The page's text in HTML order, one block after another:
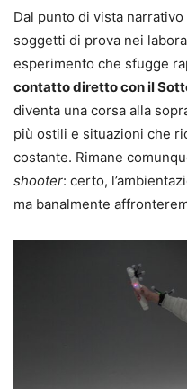
Dal punto di vista
soggetti di prova nei
esperimento che sfugge
contatto diretto con il
diventa una corsa alla
più ostili e situazioni che
costante. Rimane
shooter: certo,
ma banalmente